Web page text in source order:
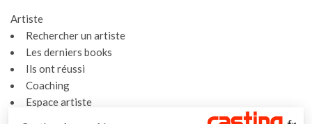
Artiste
Rechercher un artiste
Les derniers books
Ils ont réussi
Coaching
Espace artiste